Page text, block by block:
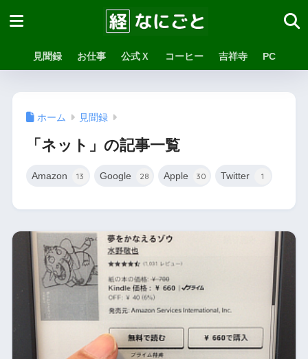
見聞録 お仕事 公式Ｘ コーヒー 吉祥寺 PC
ホーム 見聞録
「ネット」の記事一覧
Amazon 13 Google 28 Apple 30 Twitter 1